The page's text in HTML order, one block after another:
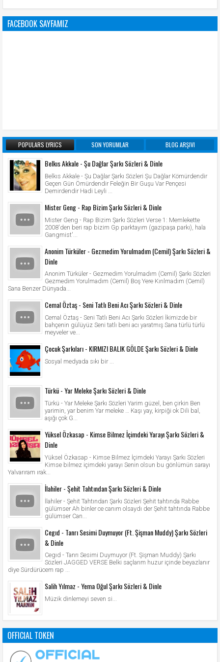
FACEBOOK SAYFAMIZ
POPULARS LYRICS SON YORUMLAR BLOG ARŞIVI
Belkıs Akkale - Şu Dağlar Şarkı Sözleri & Dinle
Belkıs Akkale - Şu Dağlar Şarkı Sözleri Şu Dağlar Kömürdendir
Geçen Gün Ömürdendir Feleğin Bir Guşu Var Pençesi
Demirdendir Hadi Leyli ...
Mister Geng - Rap Bizim Şarkı Sözleri & Dinle
Mister Geng - Rap Bizim Şarkı Sözleri Verse 1: Memlekette
2008'den beri rap bizim Gp parktayım (gazipaşa parkı), hala
Gangmist'...
Anonim Türküler - Gezmedim Yorulmadım (Cemil) Şarkı Sözleri &
Dinle
Anonim Türküler - Gezmedim Yorulmadım (Cemil) Şarkı Sözleri
Gezmedim Yorulmadım (Cemil) Boş Yere Kırılmadım (Cemil)
Sana Benzer Dünyada...
Cemal Öztaş - Seni Tatlı Beni Acı Şarkı Sözleri & Dinle
Cemal Öztaş - Seni Tatlı Beni Acı Şarkı Sözleri İkimizde bir
bahçenin gülüyüz Seni tatlı beni acı yaratmış Sana türlü türlü
meyveler ve...
Çocuk Şarkıları - KIRMIZI BALIK GÖLDE Şarkı Sözleri & Dinle
Sosyal medyada sıkı bir ...
Türkü - Yar Meleke Şarkı Sözleri & Dinle
Türkü - Yar Meleke Şarkı Sözleri Yarim güzel, ben çirkin Ben
yarimin, yar benim Yar meleke … Kaşı yay, kirpiği ok Dili bal,
aşığı çok G...
Yüksel Özkasap - Kimse Bilmez İçimdeki Yarayı Şarkı Sözleri &
Dinle
Yüksel Özkasap - Kimse Bilmez İçimdeki Yarayı Şarkı Sözleri
Kimse bilmez içimdeki yarayı Senin olsun bu gönlümün sarayı
Yalvarıram ırak...
İlahiler - Şehit Tahtından Şarkı Sözleri & Dinle
İlahiler - Şehit Tahtından Şarkı Sözleri Şehit tahtında Rabbe
gülümser Ah binler ce canım olsaydı der Şehit tahtında Rabbe
gülümser Can...
Cegıd - Tanrı Sesimi Duymuyor (Ft. Şişman Muddy) Şarkı Sözleri
& Dinle
Cegıd - Tanrı Sesimi Duymuyor (Ft. Şişman Muddy) Şarkı
Sözleri JAGGED VERSE Belki saçlarım huzur içinde beyazlanır
diye Sürdürücem rap ...
Salih Yılmaz - Yema Oğul Şarkı Sözleri & Dinle
Müzik dinlemeyi seven si...
OFFICIAL TOKEN